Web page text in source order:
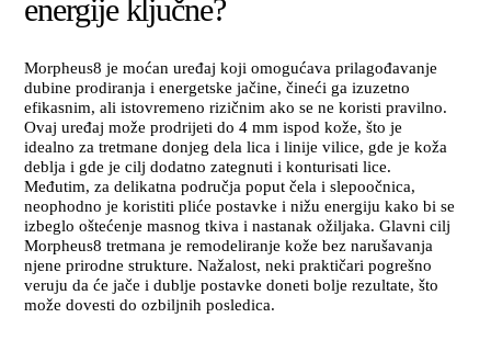
energije ključne?
Morpheus8 je moćan uređaj koji omogućava prilagođavanje
dubine prodiranja i energetske jačine, čineći ga izuzetno
efikasnim, ali istovremeno rizičnim ako se ne koristi pravilno.
Ovaj uređaj može prodrijeti do 4 mm ispod kože, što je
idealno za tretmane donjeg dela lica i linije vilice, gde je koža
deblja i gde je cilj dodatno zategnuti i konturisati lice.
Međutim, za delikatna područja poput čela i slepoočnica,
neophodno je koristiti pliće postavke i nižu energiju kako bi se
izbeglo oštećenje masnog tkiva i nastanak ožiljaka. Glavni cilj
Morpheus8 tretmana je remodeliranje kože bez narušavanja
njene prirodne strukture. Nažalost, neki praktičari pogrešno
veruju da će jače i dublje postavke doneti bolje rezultate, što
može dovesti do ozbiljnih posledica.